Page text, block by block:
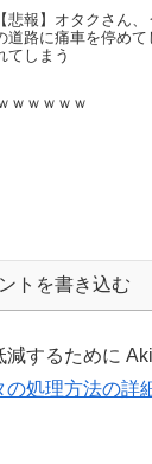
【悲報】オタクさん
道路に痛車を停めて
てしまう
ｗｗｗｗｗ
トを書き込む
するために
の処理方法の詳